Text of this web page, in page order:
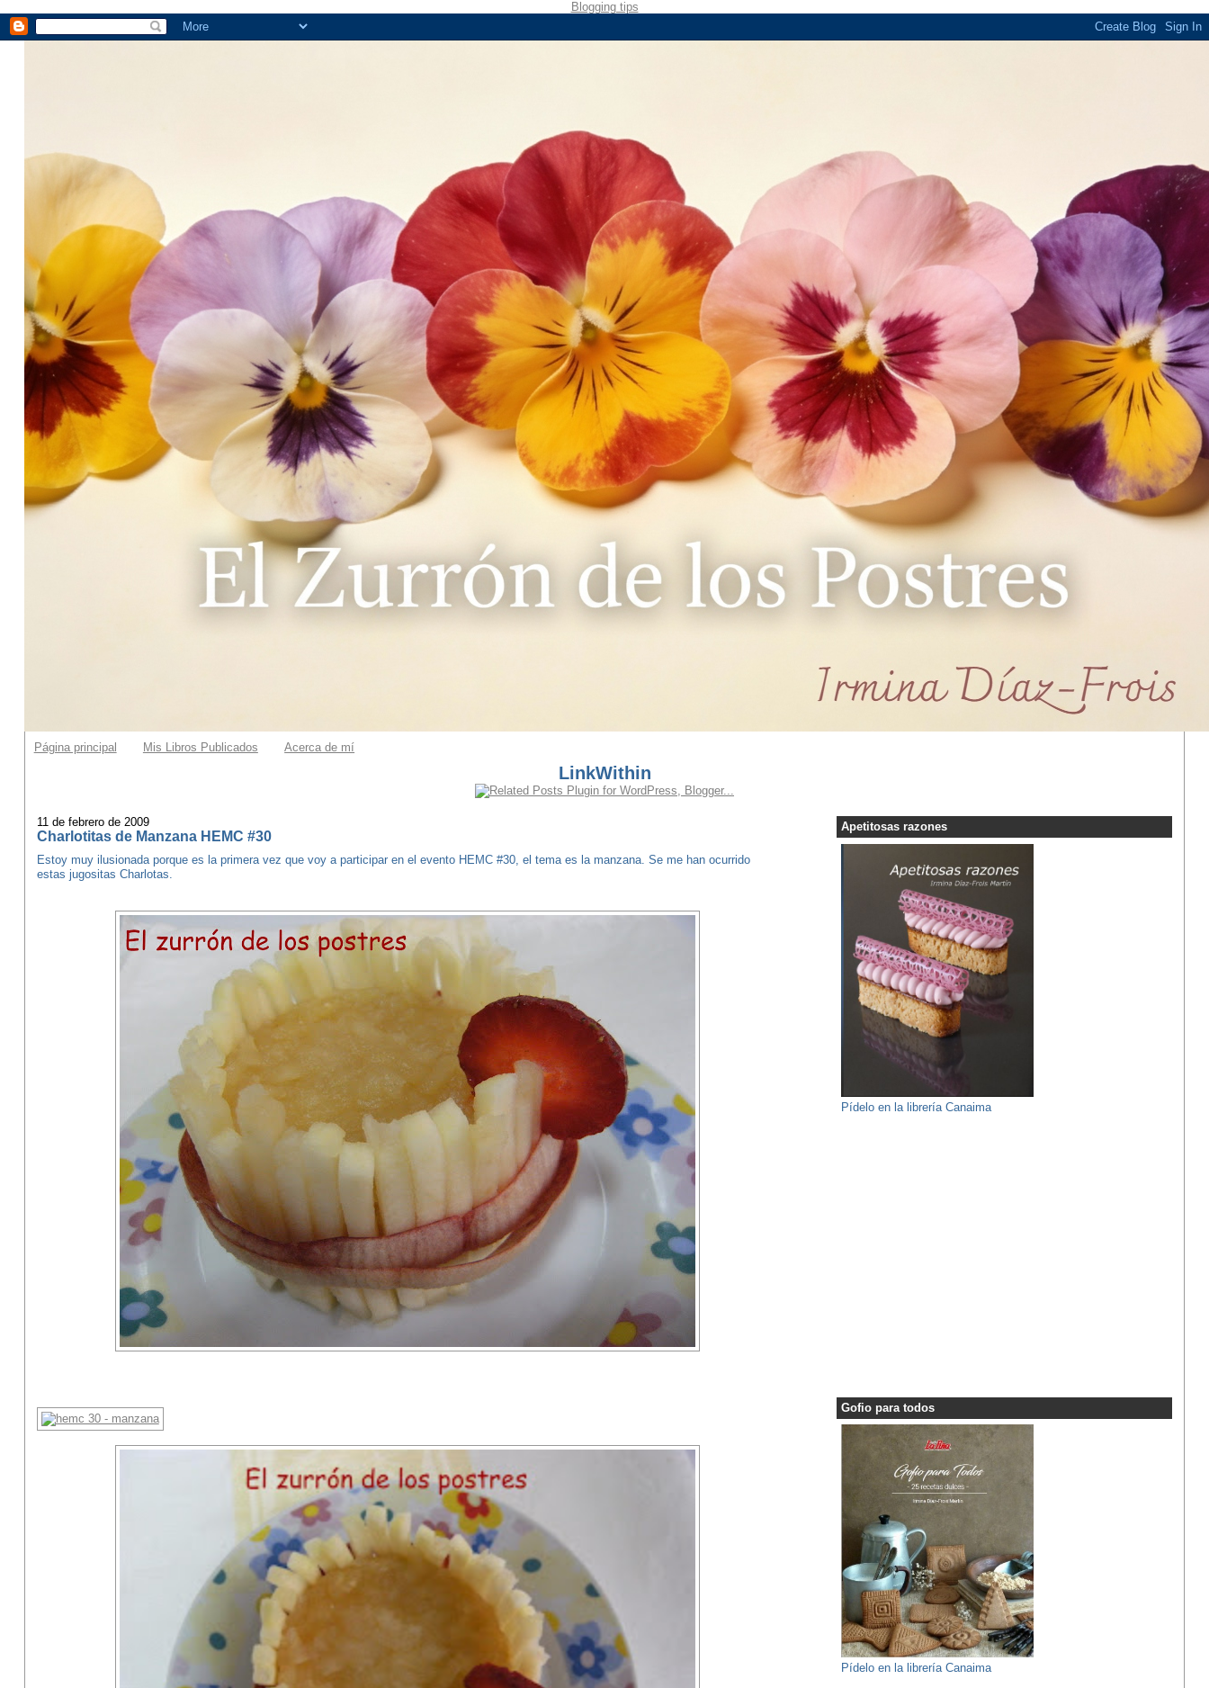
Blogging tips
Página principal Mis Libros Publicados Acerca de mí
LinkWithin
11 de febrero de 2009
Charlotitas de Manzana HEMC #30
Estoy muy ilusionada porque es la primera vez que voy a participar en el evento HEMC #30, el tema es la manzana. Se me han ocurrido
estas jugositas Charlotas.
Apetitosas razones
Pídelo en la librería Canaima
Gofio para todos
Pídelo en la librería Canaima